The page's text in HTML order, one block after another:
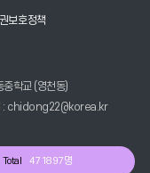
보호정책
학교 (영천동)
: chidong22@korea.kr
Total 471897명